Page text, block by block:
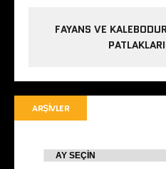
FAYANS VE
ARŞIVLER